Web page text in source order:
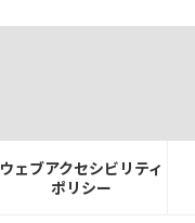
ウェブアクセシビリティ
ポリシー